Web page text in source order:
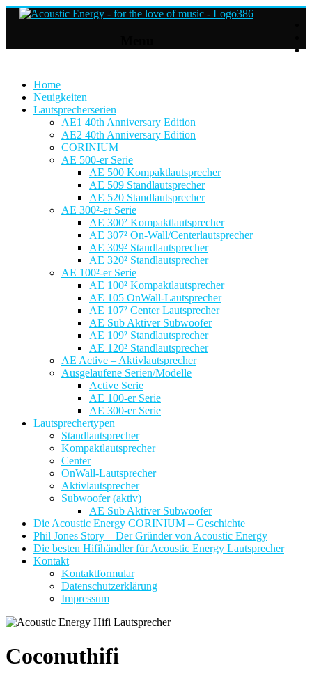
Home
Neuigkeiten
Lautsprecherserien
AE1 40th Anniversary Edition
AE2 40th Anniversary Edition
CORINIUM
AE 500-er Serie
AE 500 Kompaktlautsprecher
AE 509 Standlautsprecher
AE 520 Standlautsprecher
AE 300²-er Serie
AE 300² Kompaktlautsprecher
AE 307² On-Wall/Centerlautsprecher
AE 309² Standlautsprecher
AE 320² Standlautsprecher
AE 100²-er Serie
AE 100² Kompaktlautsprecher
AE 105 OnWall-Lautsprecher
AE 107² Center Lautsprecher
AE Sub Aktiver Subwoofer
AE 109² Standlautsprecher
AE 120² Standlautsprecher
AE Active – Aktivlautsprecher
Ausgelaufene Serien/Modelle
Active Serie
AE 100-er Serie
AE 300-er Serie
Lautsprechertypen
Standlautsprecher
Kompaktlautsprecher
Center
OnWall-Lautsprecher
Aktivlautsprecher
Subwoofer (aktiv)
AE Sub Aktiver Subwoofer
Die Acoustic Energy CORINIUM – Geschichte
Phil Jones Story – Der Gründer von Acoustic Energy
Die besten Hifihändler für Acoustic Energy Lautsprecher
Kontakt
Kontaktformular
Datenschutzerklärung
Impressum
Lautsprecher
Coconuthifi